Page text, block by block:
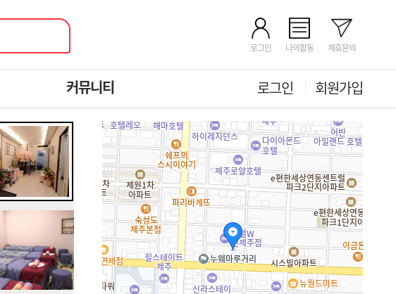
로그인 나의활동 제휴문의
커뮤니티 로그인 회원가입